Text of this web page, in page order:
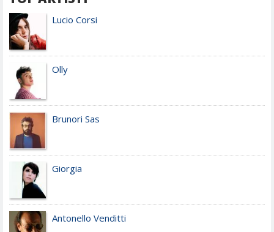
Lucio Corsi
Olly
Brunori Sas
Giorgia
Antonello Venditti